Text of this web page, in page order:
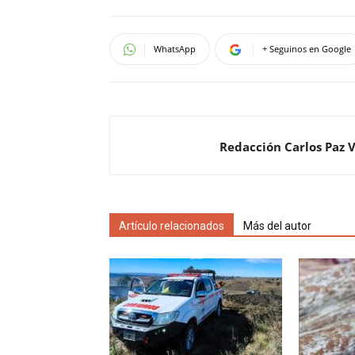
WhatsApp + Seguinos en Google
Redacción Carlos Paz
Artículo relacionados Más del autor